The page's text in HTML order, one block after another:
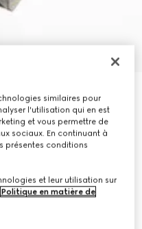
similaires pour
l'utilisation qui en est
et vous permettre de
sociaux. En continuant à
présentes conditions
et leur utilisation sur
Politique en matière de